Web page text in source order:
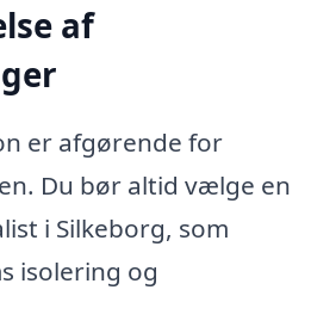
af
er afgørende for
Du bør altid vælge en
i Silkeborg, som
isolering og